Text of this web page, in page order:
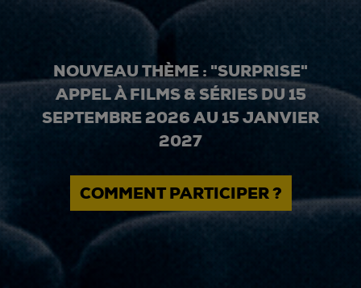
NOUVEAU THÈME : "SURPRISE"
APPEL À FILMS & SÉRIES DU 15
SEPTEMBRE 2026 AU 15 JANVIER
2027
COMMENT PARTICIPER ?